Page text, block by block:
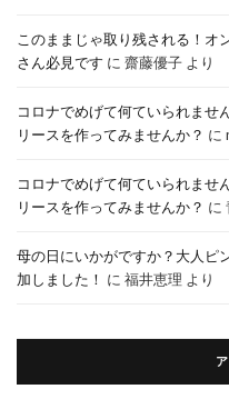
このままじゃ取り残される！オ
さん必見です に 齋藤優子 より
コロナでめげて何ていられませ
リースを作ってみませんか？ に
コロナでめげて何ていられませ
リースを作ってみませんか？ に
母の日にいかがですか？大人ピ
加しました！ に 福井恵理 より